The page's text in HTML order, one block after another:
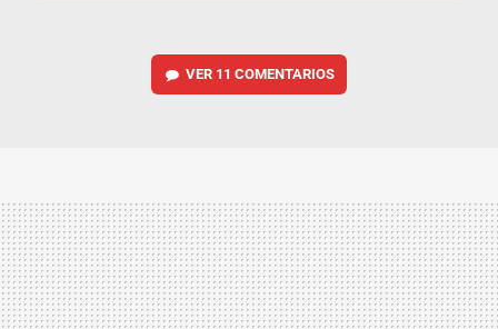
VER 11 COMENTARIOS